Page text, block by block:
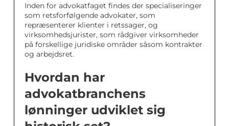
Inden for advokatfaget findes der specialiseringer
som retsforfølgende advokater, som
repræsenterer klienter i retssager, og
virksomhedsjurister, som rådgiver virksomheder
på forskellige juridiske områder såsom kontrakter
og arbejdsret.
Hvordan har
advokatbranchens
lønninger udviklet sig